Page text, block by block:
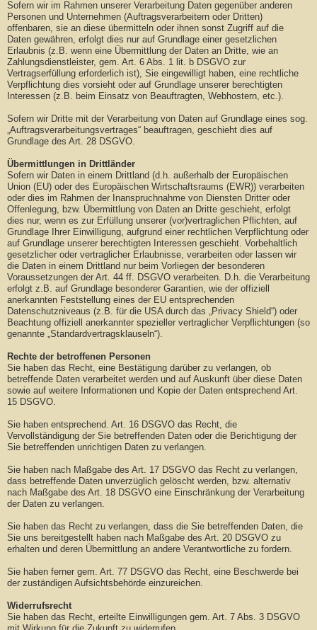
Sofern wir im Rahmen unserer Verarbeitung Daten gegenüber anderen
Personen und Unternehmen (Auftragsverarbeitern oder Dritten)
offenbaren, sie an diese übermitteln oder ihnen sonst Zugriff auf die
Daten gewähren, erfolgt dies nur auf Grundlage einer gesetzlichen
Erlaubnis (z.B. wenn eine Übermittlung der Daten an Dritte, wie an
Zahlungsdienstleister, gem. Art. 6 Abs. 1 lit. b DSGVO zur
Vertragserfüllung erforderlich ist), Sie eingewilligt haben, eine rechtliche
Verpflichtung dies vorsieht oder auf Grundlage unserer berechtigten
Interessen (z.B. beim Einsatz von Beauftragten, Webhostern, etc.).
Sofern wir Dritte mit der Verarbeitung von Daten auf Grundlage eines sog.
„Auftragsverarbeitungsvertrages“ beauftragen, geschieht dies auf
Grundlage des Art. 28 DSGVO.
Übermittlungen in Drittländer
Sofern wir Daten in einem Drittland (d.h. außerhalb der Europäischen
Union (EU) oder des Europäischen Wirtschaftsraums (EWR)) verarbeiten
oder dies im Rahmen der Inanspruchnahme von Diensten Dritter oder
Offenlegung, bzw. Übermittlung von Daten an Dritte geschieht, erfolgt
dies nur, wenn es zur Erfüllung unserer (vor)vertraglichen Pflichten, auf
Grundlage Ihrer Einwilligung, aufgrund einer rechtlichen Verpflichtung oder
auf Grundlage unserer berechtigten Interessen geschieht. Vorbehaltlich
gesetzlicher oder vertraglicher Erlaubnisse, verarbeiten oder lassen wir
die Daten in einem Drittland nur beim Vorliegen der besonderen
Voraussetzungen der Art. 44 ff. DSGVO verarbeiten. D.h. die Verarbeitung
erfolgt z.B. auf Grundlage besonderer Garantien, wie der offiziell
anerkannten Feststellung eines der EU entsprechenden
Datenschutzniveaus (z.B. für die USA durch das „Privacy Shield“) oder
Beachtung offiziell anerkannter spezieller vertraglicher Verpflichtungen (so
genannte „Standardvertragsklauseln“).
Rechte der betroffenen Personen
Sie haben das Recht, eine Bestätigung darüber zu verlangen, ob
betreffende Daten verarbeitet werden und auf Auskunft über diese Daten
sowie auf weitere Informationen und Kopie der Daten entsprechend Art.
15 DSGVO.
Sie haben entsprechend. Art. 16 DSGVO das Recht, die
Vervollständigung der Sie betreffenden Daten oder die Berichtigung der
Sie betreffenden unrichtigen Daten zu verlangen.
Sie haben nach Maßgabe des Art. 17 DSGVO das Recht zu verlangen,
dass betreffende Daten unverzüglich gelöscht werden, bzw. alternativ
nach Maßgabe des Art. 18 DSGVO eine Einschränkung der Verarbeitung
der Daten zu verlangen.
Sie haben das Recht zu verlangen, dass die Sie betreffenden Daten, die
Sie uns bereitgestellt haben nach Maßgabe des Art. 20 DSGVO zu
erhalten und deren Übermittlung an andere Verantwortliche zu fordern.
Sie haben ferner gem. Art. 77 DSGVO das Recht, eine Beschwerde bei
der zuständigen Aufsichtsbehörde einzureichen.
Widerrufsrecht
Sie haben das Recht, erteilte Einwilligungen gem. Art. 7 Abs. 3 DSGVO